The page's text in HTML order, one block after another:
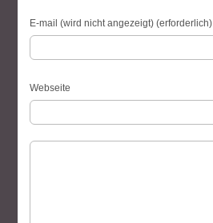
E-mail (wird nicht angezeigt) (erforderlich)
Webseite